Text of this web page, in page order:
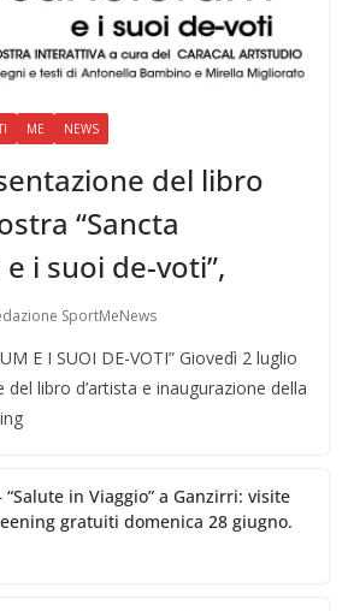
ME NEWS
del libro
“Sancta
i suoi de-voti”,
SportMeNews
E I SUOI DE-VOTI” Giovedì 2 luglio
del libro d’artista e inaugurazione della
in Viaggio” a Ganzirri: visite
gratuiti domenica 28 giugno.